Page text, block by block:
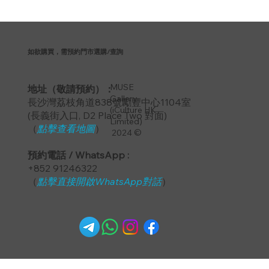
MUSE
Gallery
(iCulture HK
Limited)
2024 ©
如欲購買，需預約門市選購/查詢
地址（敬請預約）：
長沙灣荔枝角道838號勵豐中心1104室
​(長義街入口, D2 Place Two 對面)
（ 點擊查看地圖）
預約電話 / WhatsApp :
+852 91246322
（ 點擊直接開啟WhatsApp對話）